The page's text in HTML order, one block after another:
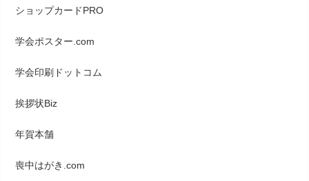
ショップカードPRO
学会ポスター.com
学会印刷ドットコム
挨拶状Biz
年賀本舗
喪中はがき.com